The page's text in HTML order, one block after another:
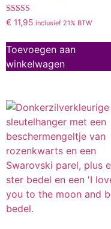
Gewaardeerd
5.00
€ 11,95 inclusief 21% BTW
Toevoegen aan
winkelwagen